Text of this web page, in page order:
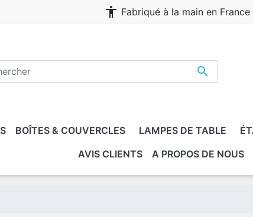
accessibility Fabriqué à la main en France

ENFANT, ADULTE, FAMILLE
BOÎTES & COUVERCLES LAMPES DE TABLE
MODULABLES
AVIS CLIENTS
A PROPOS DE NOUS